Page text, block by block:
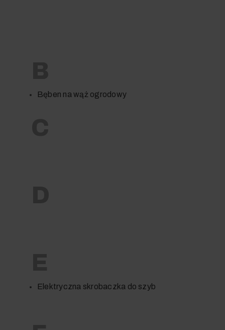
Bęben na wąż ogrodowy
Elektryczna skrobaczka do szyb